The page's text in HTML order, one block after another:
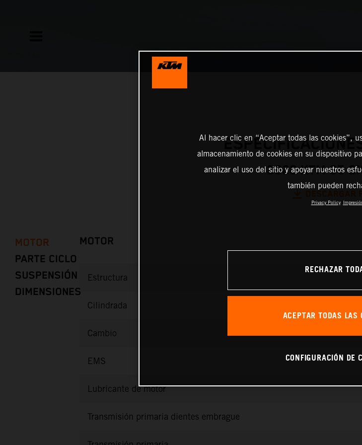
2026 KTM 85
MOTOR
PARTE CICLO
SUSPENSIÓN
DIMENSIONES
MOTOR
Estructura
Cilindrada
Cambio
EMS
Lubricante de motor
Transmisión primaria dientes embrague
Al hacer clic en “Aceptar todas las cookies”,
almacenamiento de cookies en su dispositivo
analizar el uso del sitio y apoyar nuestros
también pueden
Privacy Policy
RECHAZAR
ACEPTAR TODAS LAS
CONFIGURACIÓN DE